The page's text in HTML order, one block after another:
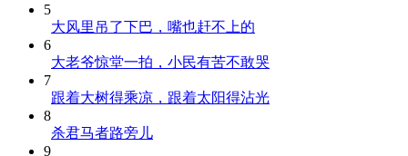
5
大风里吊了下巴，嘴也赶不上的
6
大老爷惊堂一拍，小民有苦不敢哭
7
跟着大树得乘凉，跟着太阳得沾光
8
杀君马者路旁儿
9